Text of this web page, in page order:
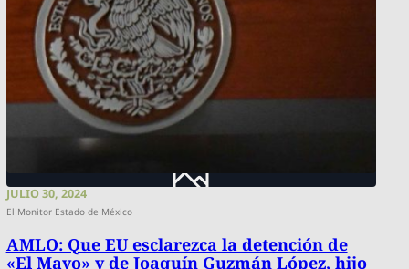
JULIO 30, 2024
El Monitor Estado de México
AMLO: Que EU esclarezca la detención de
«El Mayo» y de Joaquín Guzmán López, hijo